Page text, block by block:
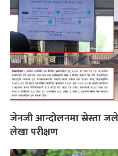
जेनजी आन्दोलनमा स्रेस्ता
लेखा परीक्षण